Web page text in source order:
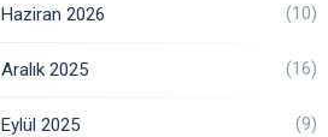
Haziran 2026 (10)
Aralık 2025 (16)
Eylül 2025 (9)